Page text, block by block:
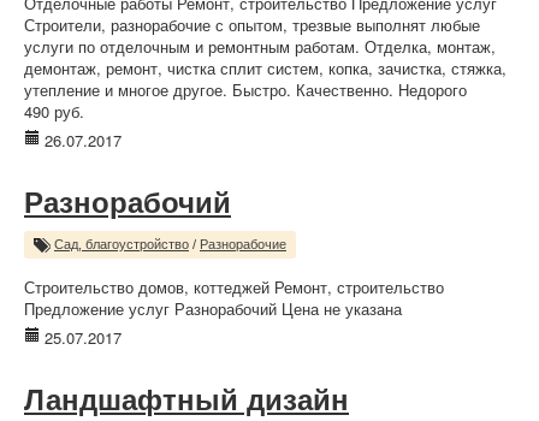
Строители, разнорабочие с опытом, трезвые выполнят любые
услуги по отделочным и ремонтным работам. Отделка, монтаж,
демонтаж, ремонт, чистка сплит систем, копка, зачистка, стяжка,
утепление и многое другое. Быстро. Качественно. Недорого
490 руб.
26.07.2017
Разнорабочий
Сад, благоустройство / Разнорабочие
Строительство домов, коттеджей Ремонт, строительство
Предложение услуг Разнорабочий Цена не указана
25.07.2017
Ландшафтный дизайн